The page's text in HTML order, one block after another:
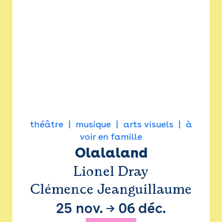
théâtre musique arts visuels
à
voir en famille
Olalaland
Lionel Dray
Clémence Jeanguillaume
25 nov. → 06 déc.